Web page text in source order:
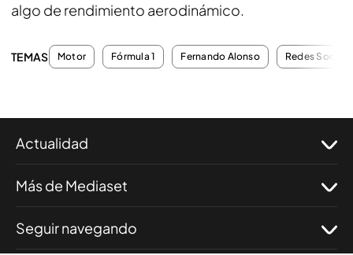
algo de rendimiento aerodinámico.
TEMAS Motor Fórmula 1 Fernando Alonso Redes
Actualidad
Más de Mediaset
Seguir navegando